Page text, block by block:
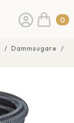
0
Dammsugare